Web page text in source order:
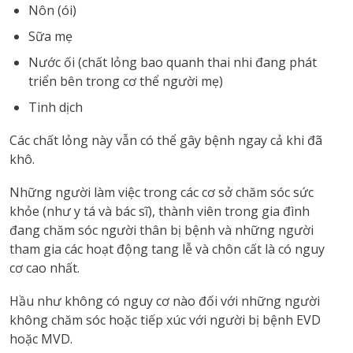
Nôn (ói)
Sữa mẹ
Nước ối (chất lỏng bao quanh thai nhi đang phát
triển bên trong cơ thể người mẹ)
Tinh dịch
Các chất lỏng này vẫn có thể gây bệnh ngay cả khi đã
khô.
Những người làm việc trong các cơ sở chăm sóc sức
khỏe (như y tá và bác sĩ), thành viên trong gia đình
đang chăm sóc người thân bị bệnh và những người
tham gia các hoạt động tang lễ và chôn cất là có nguy
cơ cao nhất.
Hầu như không có nguy cơ nào đối với những người
không chăm sóc hoặc tiếp xúc với người bị bệnh EVD
hoặc MVD.